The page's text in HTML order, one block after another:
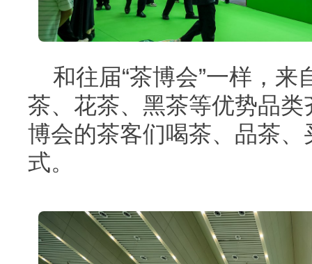
和往届“茶博会”一样，
茶、花茶、黑茶等优势品
博会的茶客们喝茶、品茶
式。